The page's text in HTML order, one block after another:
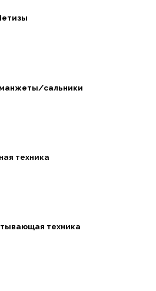
сальники
техника
техника